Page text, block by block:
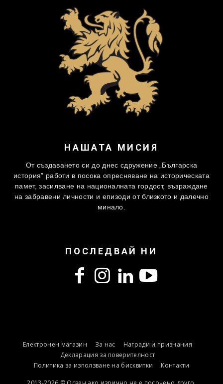
НАШАТА МИСИЯ
От създаването си до днес сдружение „Българска
история” работи в посока опресняване на историческата
памет, засилване на националната гордост, възраждане
на забравени личности и епизоди от близкото и далечно
минало.
ПОСЛЕДВАЙ НИ
Електронен магазин За нас
Награди и признания
Декларация за поверителност
Политика за използване на бисквитки
Контакти